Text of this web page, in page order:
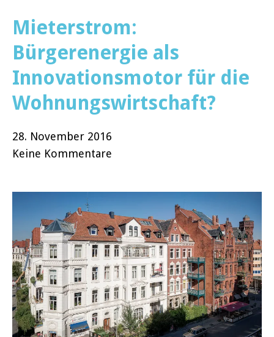
Mieterstrom:
Bürgerenergie als
Innovationsmotor für die
Wohnungswirtschaft?
28. November 2016
Keine Kommentare